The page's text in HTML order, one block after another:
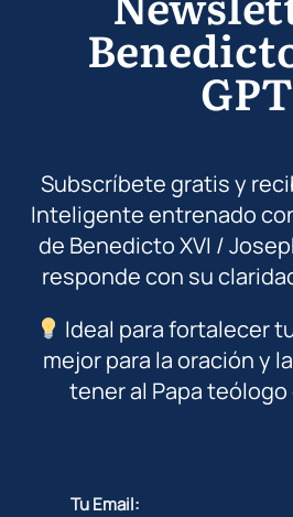
GPT
Subscríbete gratis y
Inteligente entrenado
de Benedicto XVI /
responde con su
Ideal para fortalecer
mejor para la oración y
tener al Papa
Tu Email: